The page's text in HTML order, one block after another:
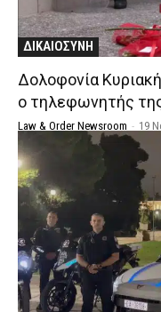
ΔΙΚΑΙΟΣΥΝΗ
Δολοφονία
ο τηλεφωνητής
Law & Order Newsroom - 19